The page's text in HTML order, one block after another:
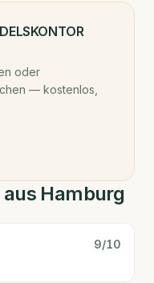
oder
— kostenlos,
Hamburg
9/10